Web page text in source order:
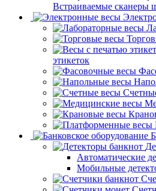
Встраиваемые сканеры
этикеток
Автоматические
Мобильные